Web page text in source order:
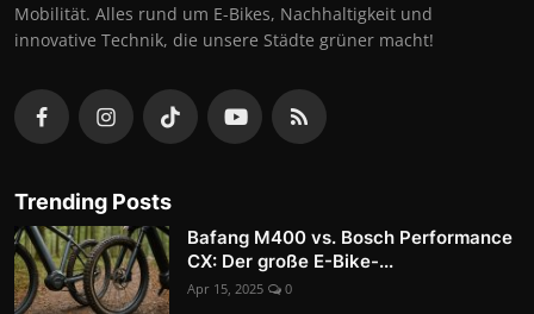
Mobilität. Alles rund um E-Bikes, Nachhaltigkeit und
innovative Technik, die unsere Städte grüner macht!
Trending Posts
Bafang M400 vs. Bosch Performance
CX: Der große E-Bike-...
Apr 15, 2025 0